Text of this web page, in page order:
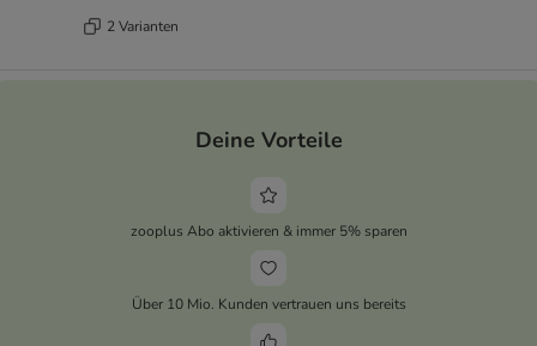
2 Varianten
Deine Vorteile
zooplus Abo aktivieren & immer 5% sparen
Über 10 Mio. Kunden vertrauen uns bereits